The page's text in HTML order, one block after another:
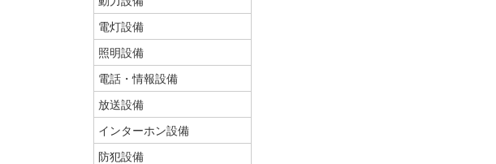
電灯設備
照明設備
電話・情報設備
放送設備
インターホン設備
防犯設備